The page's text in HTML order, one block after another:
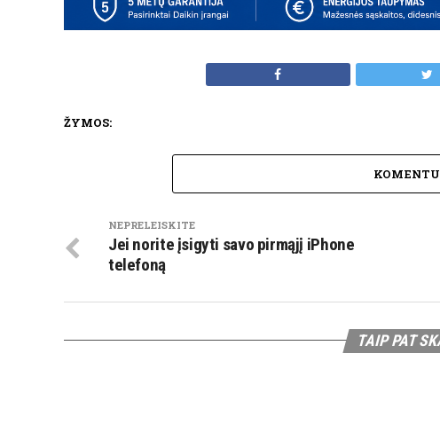
ŽYMOS:
NEPRELEISKITE
Jei norite įsigyti savo pirmąjį iPhone
telefoną
TAIP PAT